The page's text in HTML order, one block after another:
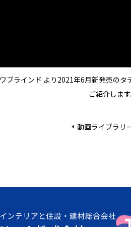
ブラインド より2021年6月新発売のタ
ご紹介します
動画ライブラリ